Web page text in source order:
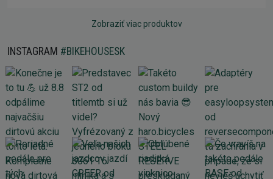
Zobraziť viac produktov
INSTAGRAM #BIKEHOUSESK